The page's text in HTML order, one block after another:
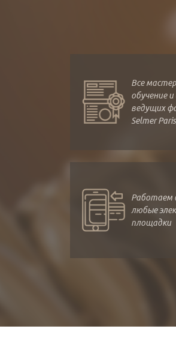
Все
обучение
ведущих
Selmer
Работаем
любые
площадки